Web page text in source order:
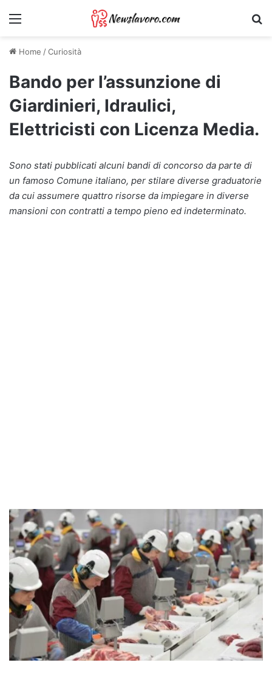
Menu
Home /Curiosità
Bando per l’assunzione di
Giardinieri, Idraulici,
Elettricisti con Licenza Media.
Sono stati pubblicati alcuni bandi di concorso da parte di
un famoso Comune italiano, per stilare diverse graduatorie
da cui assumere quattro risorse da impiegare in diverse
mansioni con contratti a tempo pieno ed indeterminato.